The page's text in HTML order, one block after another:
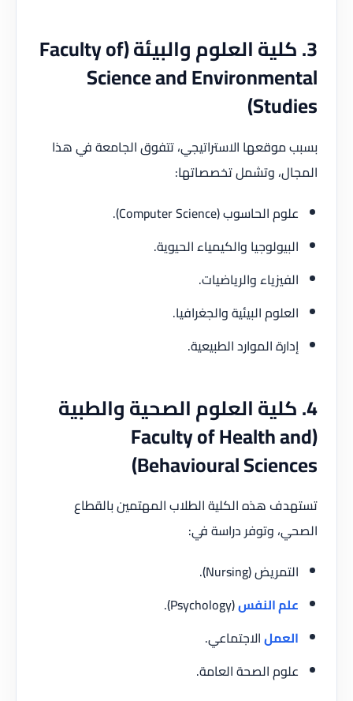
3. كلية العلوم والبيئة (Faculty of
Science and Environmental
Studies)
بسبب موقعها الاستراتيجي، تتفوق الجامعة في هذا
المجال، وتشمل تخصصاتها:
علوم الحاسوب (Computer Science).
البيولوجيا والكيمياء الحيوية.
الفيزياء والرياضيات.
العلوم البيئية والجغرافيا.
إدارة الموارد الطبيعية.
4. كلية العلوم الصحية والطبية
(Faculty of Health and
Behavioural Sciences)
تستهدف هذه الكلية الطلاب المهتمين بالقطاع
الصحي، وتوفر دراسة في:
التمريض (Nursing).
علم النفس(Psychology).
العملالاجتماعي.
علوم الصحة العامة.